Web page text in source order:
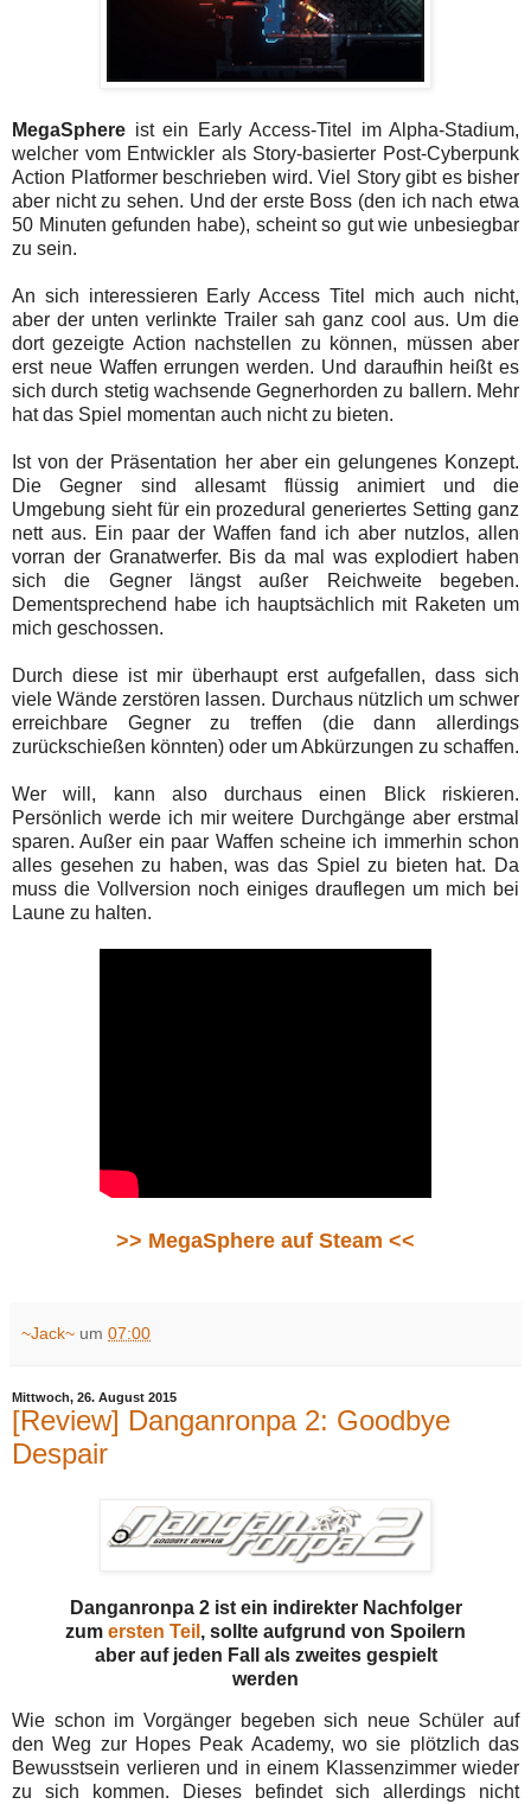
MegaSphere ist ein Early Access-Titel im Alpha-Stadium,
welcher vom Entwickler als Story-basierter Post-Cyberpunk
Action Platformer beschrieben wird. Viel Story gibt es bisher
aber nicht zu sehen. Und der erste Boss (den ich nach etwa
50 Minuten gefunden habe), scheint so gut wie unbesiegbar
zu sein.
An sich interessieren Early Access Titel mich auch nicht,
aber der unten verlinkte Trailer sah ganz cool aus. Um die
dort gezeigte Action nachstellen zu können, müssen aber
erst neue Waffen errungen werden. Und daraufhin heißt es
sich durch stetig wachsende Gegnerhorden zu ballern. Mehr
hat das Spiel momentan auch nicht zu bieten.
Ist von der Präsentation her aber ein gelungenes Konzept.
Die Gegner sind allesamt flüssig animiert und die
Umgebung sieht für ein prozedural generiertes Setting ganz
nett aus. Ein paar der Waffen fand ich aber nutzlos, allen
vorran der Granatwerfer. Bis da mal was explodiert haben
sich die Gegner längst außer Reichweite begeben.
Dementsprechend habe ich hauptsächlich mit Raketen um
mich geschossen.
Durch diese ist mir überhaupt erst aufgefallen, dass sich
viele Wände zerstören lassen. Durchaus nützlich um schwer
erreichbare Gegner zu treffen (die dann allerdings
zurückschießen könnten) oder um Abkürzungen zu schaffen.
Wer will, kann also durchaus einen Blick riskieren.
Persönlich werde ich mir weitere Durchgänge aber erstmal
sparen. Außer ein paar Waffen scheine ich immerhin schon
alles gesehen zu haben, was das Spiel zu bieten hat. Da
muss die Vollversion noch einiges drauflegen um mich bei
Laune zu halten.
>> MegaSphere auf Steam <<
~Jack~ um 07:00
Mittwoch, 26. August 2015
[Review] Danganronpa 2: Goodbye
Despair
Danganronpa 2 ist ein indirekter Nachfolger
zum ersten Teil , sollte aufgrund von Spoilern
aber auf jeden Fall als zweites gespielt
werden
Wie schon im Vorgänger begeben sich neue Schüler auf
den Weg zur Hopes Peak Academy, wo sie plötzlich das
Bewusstsein verlieren und in einem Klassenzimmer wieder
zu sich kommen. Dieses befindet sich allerdings nicht